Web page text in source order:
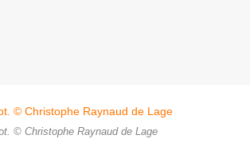
© Christophe Raynaud de Lage